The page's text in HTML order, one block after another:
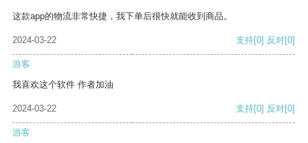
这款app的物流非常快捷，我下单后很快就能收到商品。
2024-03-22 支持[0] 反对[0]
游客
我喜欢这个软件 作者加油
2024-03-22 支持[0] 反对[0]
游客